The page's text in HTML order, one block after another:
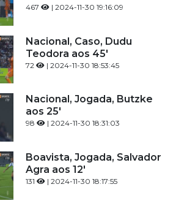
467 | 2024-11-30 19:16:09
Nacional, Caso, Dudu
Teodora aos 45'
72 | 2024-11-30 18:53:45
Nacional, Jogada, Butzke
aos 25'
98 | 2024-11-30 18:31:03
Boavista, Jogada, Salvador
Agra aos 12'
131 | 2024-11-30 18:17:55